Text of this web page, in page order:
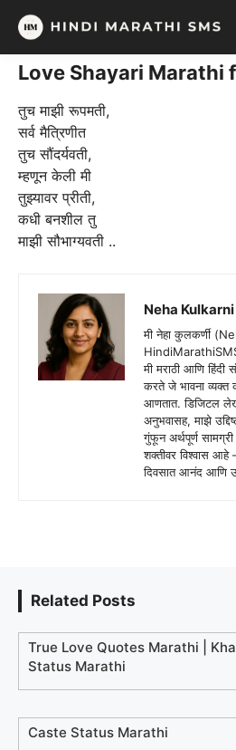
Skip
content
Love Shayari Marathi
तुच माझी रूपमती,
सर्व मैत्रिणीत
तुच सौंदर्यवती,
म्हणून केली मी
तुझ्यावर प्रीती,
कधी बनशील तु
माझी सौभाग्यवती ..
Neha Kulkarni
मी नेहा कुलकर्णी
मी मराठी आणि
करते जे भावना व्यक्त
आणतात. डिजिटल
अनुभवासह, माझे
गुंफून अर्थपूर्ण
शक्तीवर विश्वास आहे
दिवसात आनंद आणि
Related Posts
True Love Quotes Marathi |
Status Marathi
Caste Status Marathi